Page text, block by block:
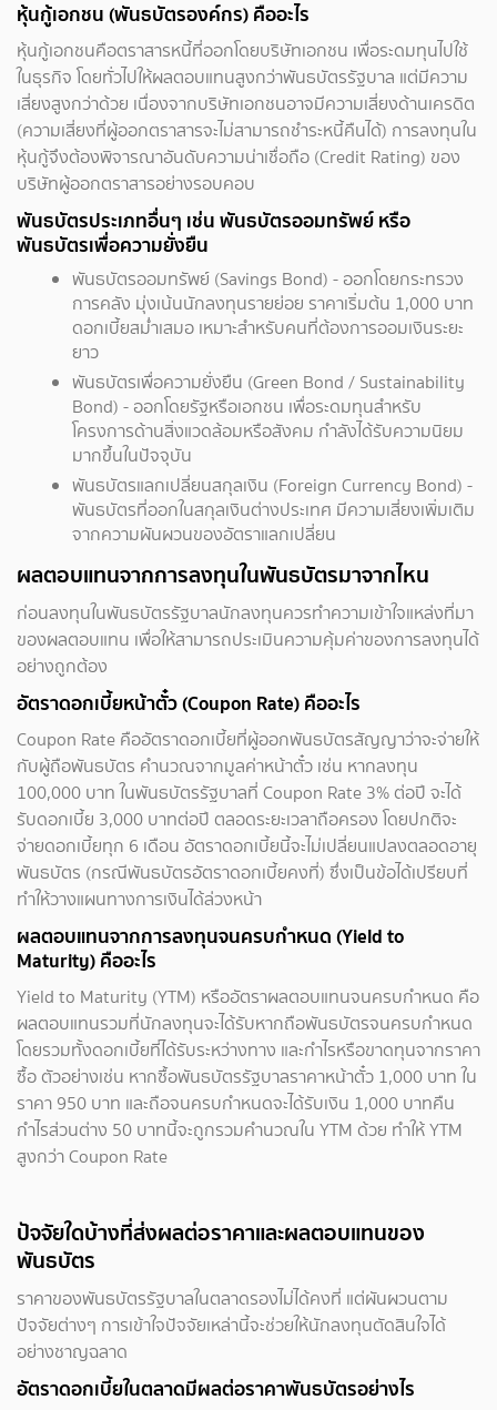
หุ้นกู้เอกชน (พันธบัตรองค์กร) คืออะไร
หุ้นกู้เอกชนคือตราสารหนี้ที่ออกโดยบริษัทเอกชน เพื่อระดมทุนไปใช้
ในธุรกิจ โดยทั่วไปให้ผลตอบแทนสูงกว่าพันธบัตรรัฐบาล แต่มีความ
เสี่ยงสูงกว่าด้วย เนื่องจากบริษัทเอกชนอาจมีความเสี่ยงด้านเครดิต
(ความเสี่ยงที่ผู้ออกตราสารจะไม่สามารถชำระหนี้คืนได้) การลงทุนใน
หุ้นกู้จึงต้องพิจารณาอันดับความน่าเชื่อถือ (Credit Rating) ของ
บริษัทผู้ออกตราสารอย่างรอบคอบ
พันธบัตรประเภทอื่นๆ เช่น พันธบัตรออมทรัพย์ หรือ
พันธบัตรเพื่อความยั่งยืน
พันธบัตรออมทรัพย์ (Savings Bond) - ออกโดยกระทรวง
การคลัง มุ่งเน้นนักลงทุนรายย่อย ราคาเริ่มต้น 1,000 บาท
ดอกเบี้ยสม่ำเสมอ เหมาะสำหรับคนที่ต้องการออมเงินระยะ
ยาว
พันธบัตรเพื่อความยั่งยืน (Green Bond / Sustainability
Bond) - ออกโดยรัฐหรือเอกชน เพื่อระดมทุนสำหรับ
โครงการด้านสิ่งแวดล้อมหรือสังคม กำลังได้รับความนิยม
มากขึ้นในปัจจุบัน
พันธบัตรแลกเปลี่ยนสกุลเงิน (Foreign Currency Bond) -
พันธบัตรที่ออกในสกุลเงินต่างประเทศ มีความเสี่ยงเพิ่มเติม
จากความผันผวนของอัตราแลกเปลี่ยน
ผลตอบแทนจากการลงทุนในพันธบัตรมาจากไหน
ก่อนลงทุนในพันธบัตรรัฐบาลนักลงทุนควรทำความเข้าใจแหล่งที่มา
ของผลตอบแทน เพื่อให้สามารถประเมินความคุ้มค่าของการลงทุนได้
อย่างถูกต้อง
อัตราดอกเบี้ยหน้าตั๋ว (Coupon Rate) คืออะไร
Coupon Rate คืออัตราดอกเบี้ยที่ผู้ออกพันธบัตรสัญญาว่าจะจ่ายให้
กับผู้ถือพันธบัตร คำนวณจากมูลค่าหน้าตั๋ว เช่น หากลงทุน
100,000 บาท ในพันธบัตรรัฐบาลที่ Coupon Rate 3% ต่อปี จะได้
รับดอกเบี้ย 3,000 บาทต่อปี ตลอดระยะเวลาถือครอง โดยปกติจะ
จ่ายดอกเบี้ยทุก 6 เดือน อัตราดอกเบี้ยนี้จะไม่เปลี่ยนแปลงตลอดอายุ
พันธบัตร (กรณีพันธบัตรอัตราดอกเบี้ยคงที่) ซึ่งเป็นข้อได้เปรียบที่
ทำให้วางแผนทางการเงินได้ล่วงหน้า
ผลตอบแทนจากการลงทุนจนครบกำหนด (Yield to
Maturity) คืออะไร
Yield to Maturity (YTM) หรืออัตราผลตอบแทนจนครบกำหนด คือ
ผลตอบแทนรวมที่นักลงทุนจะได้รับหากถือพันธบัตรจนครบกำหนด
โดยรวมทั้งดอกเบี้ยที่ได้รับระหว่างทาง และกำไรหรือขาดทุนจากราคา
ซื้อ ตัวอย่างเช่น หากซื้อพันธบัตรรัฐบาลราคาหน้าตั๋ว 1,000 บาท ใน
ราคา 950 บาท และถือจนครบกำหนดจะได้รับเงิน 1,000 บาทคืน
กำไรส่วนต่าง 50 บาทนี้จะถูกรวมคำนวณใน YTM ด้วย ทำให้ YTM
สูงกว่า Coupon Rate
ปัจจัยใดบ้างที่ส่งผลต่อราคาและผลตอบแทนของ
พันธบัตร
ราคาของพันธบัตรรัฐบาลในตลาดรองไม่ได้คงที่ แต่ผันผวนตาม
ปัจจัยต่างๆ การเข้าใจปัจจัยเหล่านี้จะช่วยให้นักลงทุนตัดสินใจได้
อย่างชาญฉลาด
อัตราดอกเบี้ยในตลาดมีผลต่อราคาพันธบัตรอย่างไร